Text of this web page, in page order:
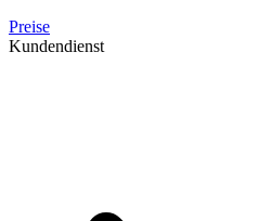
Preise
Kundendienst